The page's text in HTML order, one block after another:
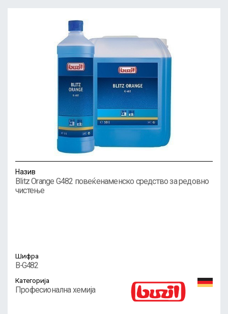
Назив
Blitz Orange G482 повеќенаменско средство за редовно
чистење
Шифра
B-G482
Категорија
Професионална хемија